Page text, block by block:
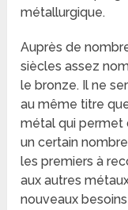
métallurgique.
Auprès de
siècles assez
le bronze. Il ne
au même titre
métal qui permet
un certain
les premiers à
aux autres
nouveaux